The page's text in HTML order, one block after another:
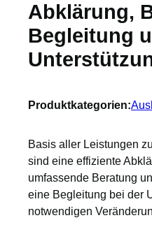
Abklärung,
Begleitung
Produktkategorien:
Basis aller Leistungen
sind eine effiziente
umfassende Beratung
eine Begleitung bei der
notwendigen